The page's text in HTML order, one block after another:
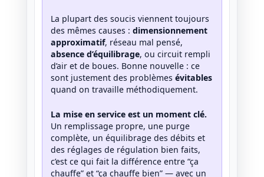
La plupart des soucis viennent toujours
des mêmes causes : dimensionnement
approximatif, réseau mal pensé,
absence d’équilibrage, ou circuit rempli
d’air et de boues. Bonne nouvelle : ce
sont justement des problèmes évitables
quand on travaille méthodiquement.
La mise en service est un moment clé.
Un remplissage propre, une purge
complète, un équilibrage des débits et
des réglages de régulation bien faits,
c’est ce qui fait la différence entre “ça
chauffe” et “ça chauffe bien” — avec un